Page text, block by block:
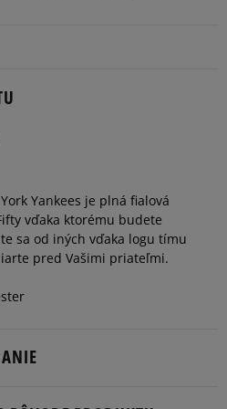
Yankees je plná fialová
vďaka ktorému budete
sa od iných vďaka logu tímu
pred Vašimi priateľmi.